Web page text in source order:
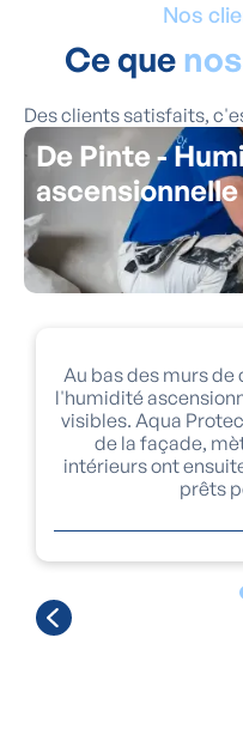
Nos
Ce que
Des clients satisfaits,
De Pinte -
ascensionnelle
Au bas des murs
l'humidité
visibles. Aqua
de la façade,
intérieurs ont
prêts